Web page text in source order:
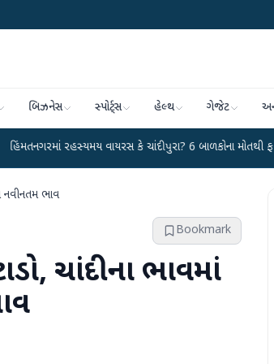
બિઝનેસ સ્પોર્ટ્સ હેલ્થ ગેજેટ
વાયરસ કે ચાંદીપુરા? 6 બાળકોના મોતથી ફફડાટ ●
નવીનતમ ભાવ
Bookmark
ચાંદીના ભાવમાં